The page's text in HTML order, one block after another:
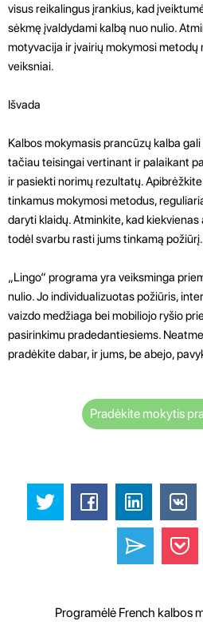
visus reikalingus įrankius, kad
sėkmę įvaldydami kalbą nuo nulio.
motyvacija ir įvairių mokymosi
veiksniai.
Išvada
Kalbos mokymasis prancūzų kalba
tačiau teisingai vertinant ir palaikant
ir pasiekti norimų rezultatų.
tinkamus mokymosi metodus,
daryti klaidų. Atminkite, kad
todėl svarbu rasti jums tinkamą požiūrį.
„Lingo“ programa yra veiksminga
nulio. Jo individualizuotas požiūris,
vaizdo medžiaga bei mobiliojo ryšio
pasirinkimu pradedantiesiems.
pradėkite dabar, ir jums, be abejo,
Pradėkite mokytis
Programėlė French kalbos